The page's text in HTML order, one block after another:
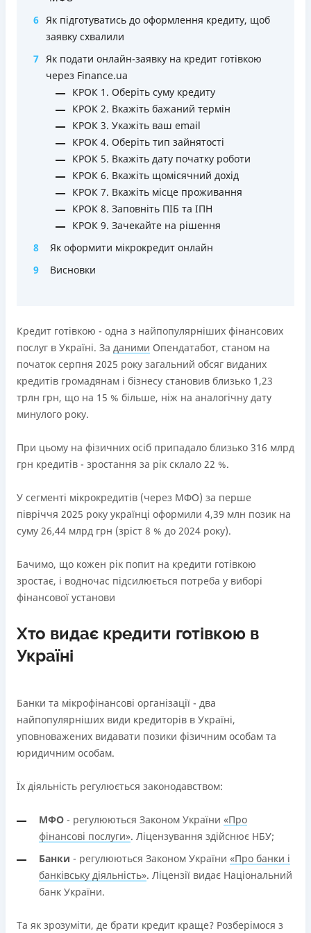
платіжною карткою та кредитним лімітом (відсутність
необхідності спілкуватися з контакт центром)
Строк користування кредитним лімітом необмежений
при вчасному обслуговуванні (строк кредитної лінії 5
років з можливістю пролонгації)
Можна використовувати ліміт на будь які споживчі
потреби
Нема програми лояльності для постійних клієнтів
Нема кредиту для юросіб (ФОП)
Немає цілодобової підтримки по телефону, в Viber,
Telegram, Facebook
Погашення
Онлайн (через сайт або інтернет-банкінг)
Вся інформація про кредит
ОТРИМАТИ ПОЗИКУ Детальніше
6 Як підготуватись до оформлення кредиту, щоб
заявку схвалили
7 Як подати онлайн-заявку на кредит готівкою
через Finance.ua
КРОК 1. Оберіть суму кредиту
КРОК 2. Вкажіть бажаний термін
КРОК 3. Укажіть ваш email
КРОК 4. Оберіть тип зайнятості
КРОК 5. Вкажіть дату початку роботи
КРОК 6. Вкажіть щомісячний дохід
КРОК 7. Вкажіть місце проживання
КРОК 8. Заповніть ПІБ та ІПН
КРОК 9. Зачекайте на рішення
8
Як оформити мікрокредит онлайн
9
Висновки
Кредит готівкою - одна з найпопулярніших фінансових
послуг в Україні. За даними Опендатабот, станом на
початок серпня 2025 року загальний обсяг виданих
кредитів громадянам і бізнесу становив близько 1,23
трлн грн, що на 15 % більше, ніж на аналогічну дату
минулого року.
При цьому на фізичних осіб припадало близько 316 млрд
грн кредитів - зростання за рік склало 22 %.
У сегменті мікрокредитів (через МФО) за перше
півріччя 2025 року українці оформили 4,39 млн позик на
суму 26,44 млрд грн (зріст 8 % до 2024 року).
Бачимо, що кожен рік попит на кредити готівкою
зростає, і водночас підсилюється потреба у виборі
фінансової установи
Хто видає кредити готівкою в
Україні
Банки та мікрофінансові організації - два
найпопулярніших види кредиторів в Україні,
уповноважених видавати позики фізичним особам та
юридичним особам.
Їх діяльність регулюється законодавством:
МФО - регулюються Законом України «Про
фінансові послуги». Ліцензування здійснює НБУ;
Банки - регулюються Законом України «Про банки і
банківську діяльність». Ліцензії видає Національний
банк України.
Та як зрозуміти, де брати кредит краще? Розберімося з